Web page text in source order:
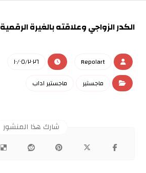
الكدر الزواجي وعلاقته بالغيرة الرقمية
Repo١art
١٠/٠٥/٢٠٢٦
ماجستير
ماجستير اداب